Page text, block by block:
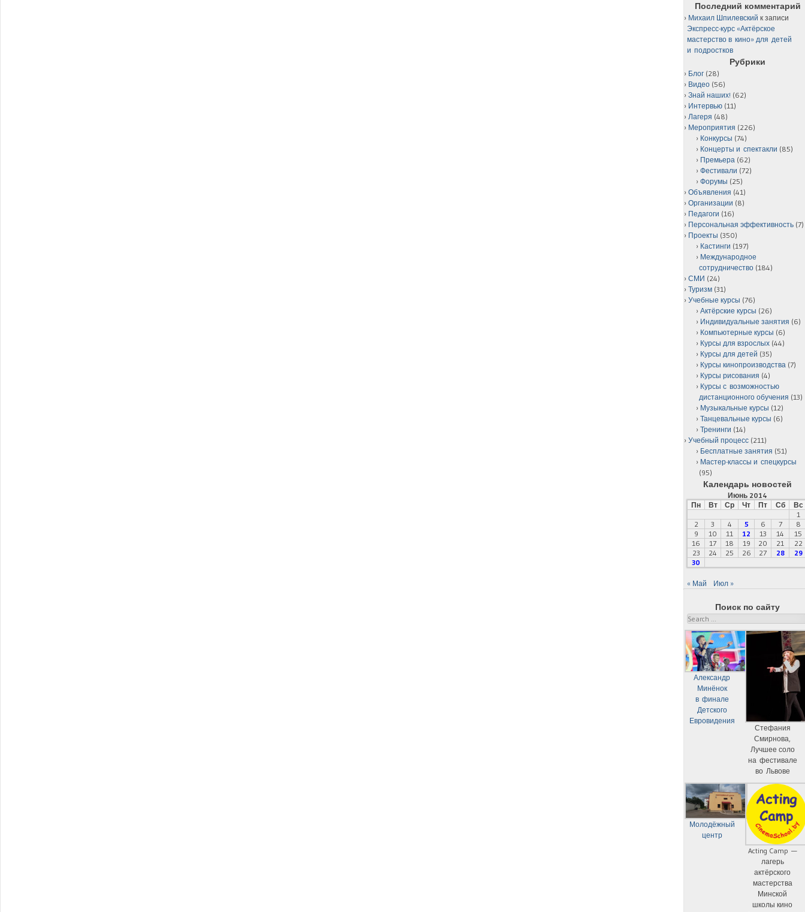
Последний комментарий
Михаил Шпилевский к записи
Экспресс-курс «Актёрское
мастерство в кино» для детей
и подростков
Рубрики
Блог (28)
Видео (56)
Знай наших! (62)
Интервью (11)
Лагеря (48)
Мероприятия (226)
Конкурсы (74)
Концерты и спектакли (85)
Премьера (62)
Фестивали (72)
Форумы (25)
Объявления (41)
Организации (8)
Педагоги (16)
Персональная эффективность (7)
Проекты (350)
Кастинги (197)
Международное
сотрудничество (184)
СМИ (24)
Туризм (31)
Учебные курсы (76)
Актёрские курсы (26)
Индивидуальные занятия (6)
Компьютерные курсы (6)
Курсы для взрослых (44)
Курсы для детей (35)
Курсы кинопроизводства (7)
Курсы рисования (4)
Курсы с возможностью
дистанционного обучения (13)
Музыкальные курсы (12)
Танцевальные курсы (6)
Тренинги (14)
Учебный процесс (211)
Бесплатные занятия (51)
Мастер-классы и спецкурсы
(95)
Календарь новостей
Июнь 2014
Пн
Вт Ср Чт Пт Сб
Вс
1
2
3 4 5 6 7
8
9
10 11 12 13 14
15
16
17 18 19 20 21
22
23
24 25 26 27 28
29
30
« Май Июл »
Поиск по сайту
Search
Александр
Минёнок
в финале
Детского
Евровидения
Стефания
Смирнова,
Лучшее соло
на фестивале
во Львове
Молодёжный
центр
Acting Camp —
лагерь
актёрского
мастерства
Минской
школы кино